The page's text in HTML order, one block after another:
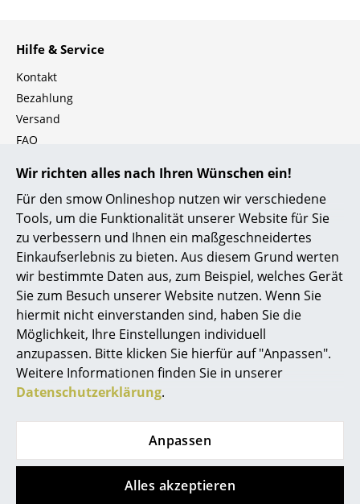
Wir richten alles nach Ihren Wünschen ein!
Für den smow Onlineshop nutzen wir verschiedene
Tools, um die Funktionalität unserer Website für Sie
zu verbessern und Ihnen ein maßgeschneidertes
Einkaufserlebnis zu bieten. Aus diesem Grund werten
wir bestimmte Daten aus, zum Beispiel, welches Gerät
Sie zum Besuch unserer Website nutzen. Wenn Sie
hiermit nicht einverstanden sind, haben Sie die
Möglichkeit, Ihre Einstellungen individuell
anzupassen. Bitte klicken Sie hierfür auf "Anpassen".
Weitere Informationen finden Sie in unserer
Datenschutzerklärung.
Anpassen
Alles akzeptieren
Barmöbel
Garderoben
Einzelteile
... alle Aufbewahrungsmöbel
Licht
Hängeleuchten & Deckenleuchten
Tischleuchten
Schreibtischleuchten
Stehleuchten & Leseleuchten
Bodenleuchten
Wandleuchten
Outdoor-Leuchten
Hilfe & Service
Kontakt
Bezahlung
Versand
FAQ
Unsere Vorteile auf einen Blick
USM Anfertigung nach Maß
Wir bieten Ihnen
Kostenlosen Versand nach Deutschland
Schnelle Lieferung
30 Tage Rückgaberecht
Persönliche Ansprechpartner
Sichere Zahlung durch SSL-Verschlüsselung
Datenschutz
Chemnitz
Köln
Konstanz
Leipzig